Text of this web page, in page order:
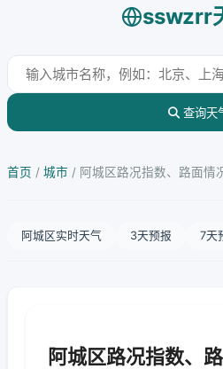
sswzrr
查询天
首页 / 城市 / 阿城区路况指数、路面情
阿城区实时天气 3天预报 7天
阿城区路况指数、